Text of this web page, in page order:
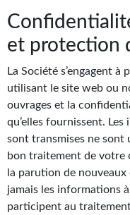
et protection
La Société s’engagent
utilisant le site web ou
ouvrages et la
qu’elles fournissent.
sont transmises ne sont
bon traitement de votre
la parution de
jamais les informations
participent au